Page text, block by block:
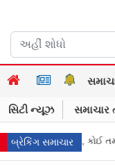
સિટી ન્યૂઝ સમાચાર
બ્રેકિંગ સમાચાર
આખી સ્ટ્રિપ લેવા